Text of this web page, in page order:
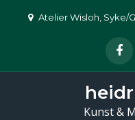
Atelier Wisloh, Syke/
Kunst &